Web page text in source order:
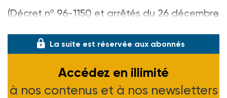
(Décret nº 96-1150 et arrêtés du 26 décembre
La suite est réservée aux abonnés
Accédez en illimité
à nos contenus et à nos newsletters